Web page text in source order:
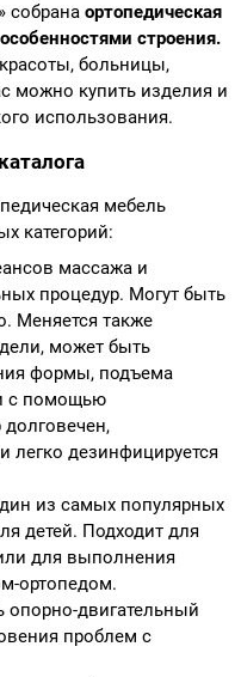
собрана ортопедическая
строения.
больницы,
можно купить изделия и
использования.
мебель
категорий:
массажа и
процедур. Могут быть
Меняется также
может быть
формы, подъема
с помощью
долговечен,
легко дезинфицируется
из самых популярных
детей. Подходит для
для выполнения
ортопедом.
опорно-двигательный
проблем с